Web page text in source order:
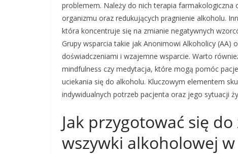
problemem. Należy do nich terapia
organizmu oraz redukujących pragnienie alkoholu.
która koncentruje się na zmianie negatywnych
Grupy wsparcia takie jak Anonimowi Alkoholicy
doświadczeniami i wzajemne wsparcie. Warto
mindfulness czy medytacja, które mogą pomóc
uciekania się do alkoholu. Kluczowym elementem
indywidualnych potrzeb pacjenta oraz jego sytuacji
Jak przygotować się
wszywki alkoholowej